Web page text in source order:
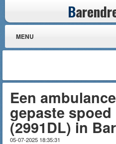
B
MENU
Een
gepaste
(2991DL) in
05-07-2025 18:35:31